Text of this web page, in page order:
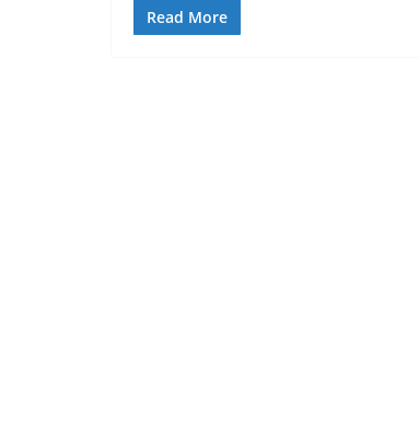
Read More